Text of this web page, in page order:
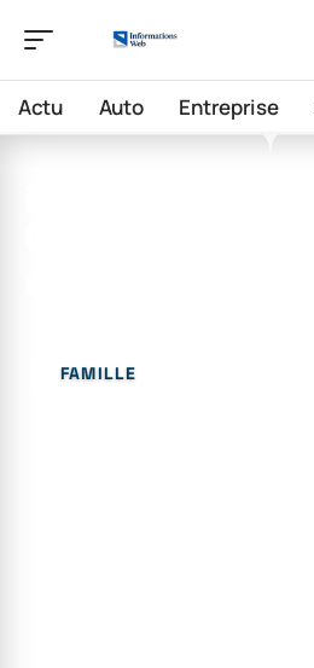
Actu Auto Entreprise
FAMILLE